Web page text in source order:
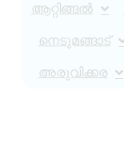
ആറ്റിങ്ങൽ
നെടുമങ്ങാട്
അരുവിക്കര